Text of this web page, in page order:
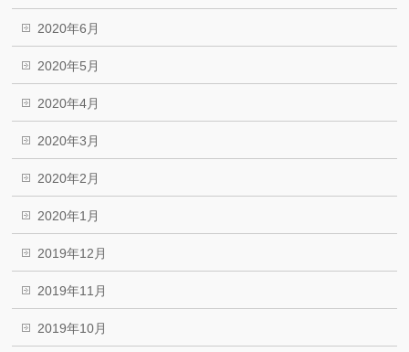
2020年6月
2020年5月
2020年4月
2020年3月
2020年2月
2020年1月
2019年12月
2019年11月
2019年10月